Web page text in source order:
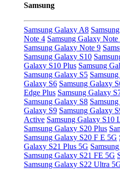
Samsung
Samsung Galaxy A8
Note 4 Samsung Galaxy Note
Samsung Galaxy Note 9
Samsung Galaxy S10
Galaxy S10 Plus Samsung
Samsung Galaxy S5
Galaxy S6 Samsung Galaxy
Edge Plus Samsung Galaxy
Samsung Galaxy S8
Galaxy S9 Samsung Galaxy
Active Samsung Galaxy S10
Samsung Galaxy S20 Plus
Samsung Galaxy S20 F E 5G
Galaxy S21 Plus 5G
Samsung Galaxy S21 FE 5G
Samsung Galaxy S22 Ultra